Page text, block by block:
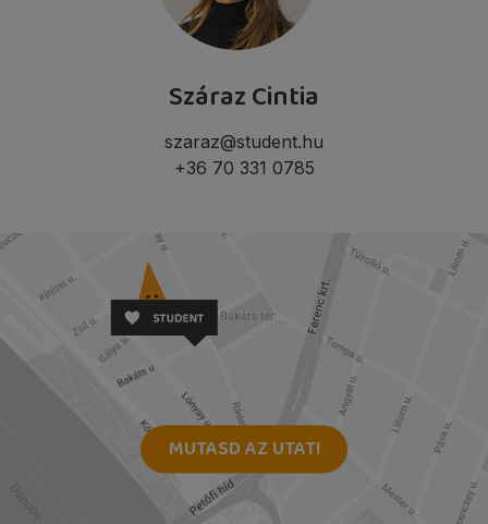
Száraz Cintia
szaraz@student.hu
+36 70 331 0785
MUTASD AZ UTAT!